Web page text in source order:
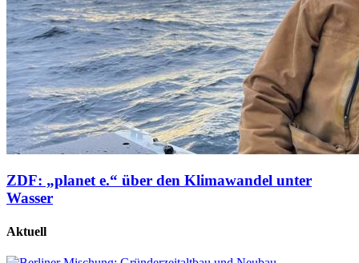
ZDF: „planet e.“ über den Klimawandel unter
Wasser
Aktuell